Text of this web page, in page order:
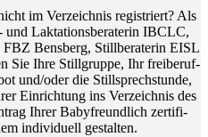
im Ver­zeich­nis regis­triert? Als
und Lak­ta­ti­ons­be­ra­te­rin IBCLC,
Bens­berg, Still­be­ra­te­rin EISL
Sie Ihre Still­grup­pe, Ihr frei­be­ruf­
und/oder die Still­sprech­stun­de,
Ein­rich­tung ins Ver­zeich­nis des
Ihrer Baby­freund­lich zer­ti­fi­
indi­vi­du­ell gestalten.